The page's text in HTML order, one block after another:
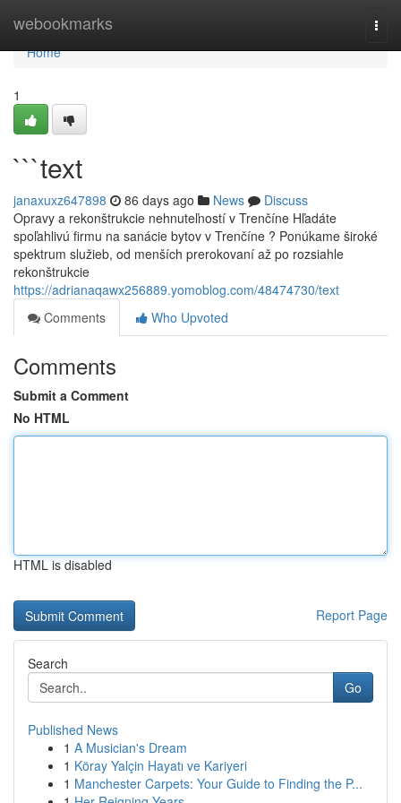
webookmarks
Home
Home
1
```text
janaxuxz647898 86 days ago News
Discuss
Opravy a rekonštrukcie nehnuteľností v Trenčíne Hľadáte
spoľahlivú firmu na sanácie bytov v Trenčíne ? Ponúkame široké
spektrum služieb, od menších prerokovaní až po rozsiahle
rekonštrukcie
https://adrianaqawx256889.yomoblog.com/48474730/text
Comments
Who Upvoted
Comments
Submit a Comment
No HTML
HTML is disabled
Report Page
Search
Go
Published News
1 A Musician's Dream
1 Köray Yalçin Hayatı ve Kariyeri
1 Manchester Carpets: Your Guide to Finding the P...